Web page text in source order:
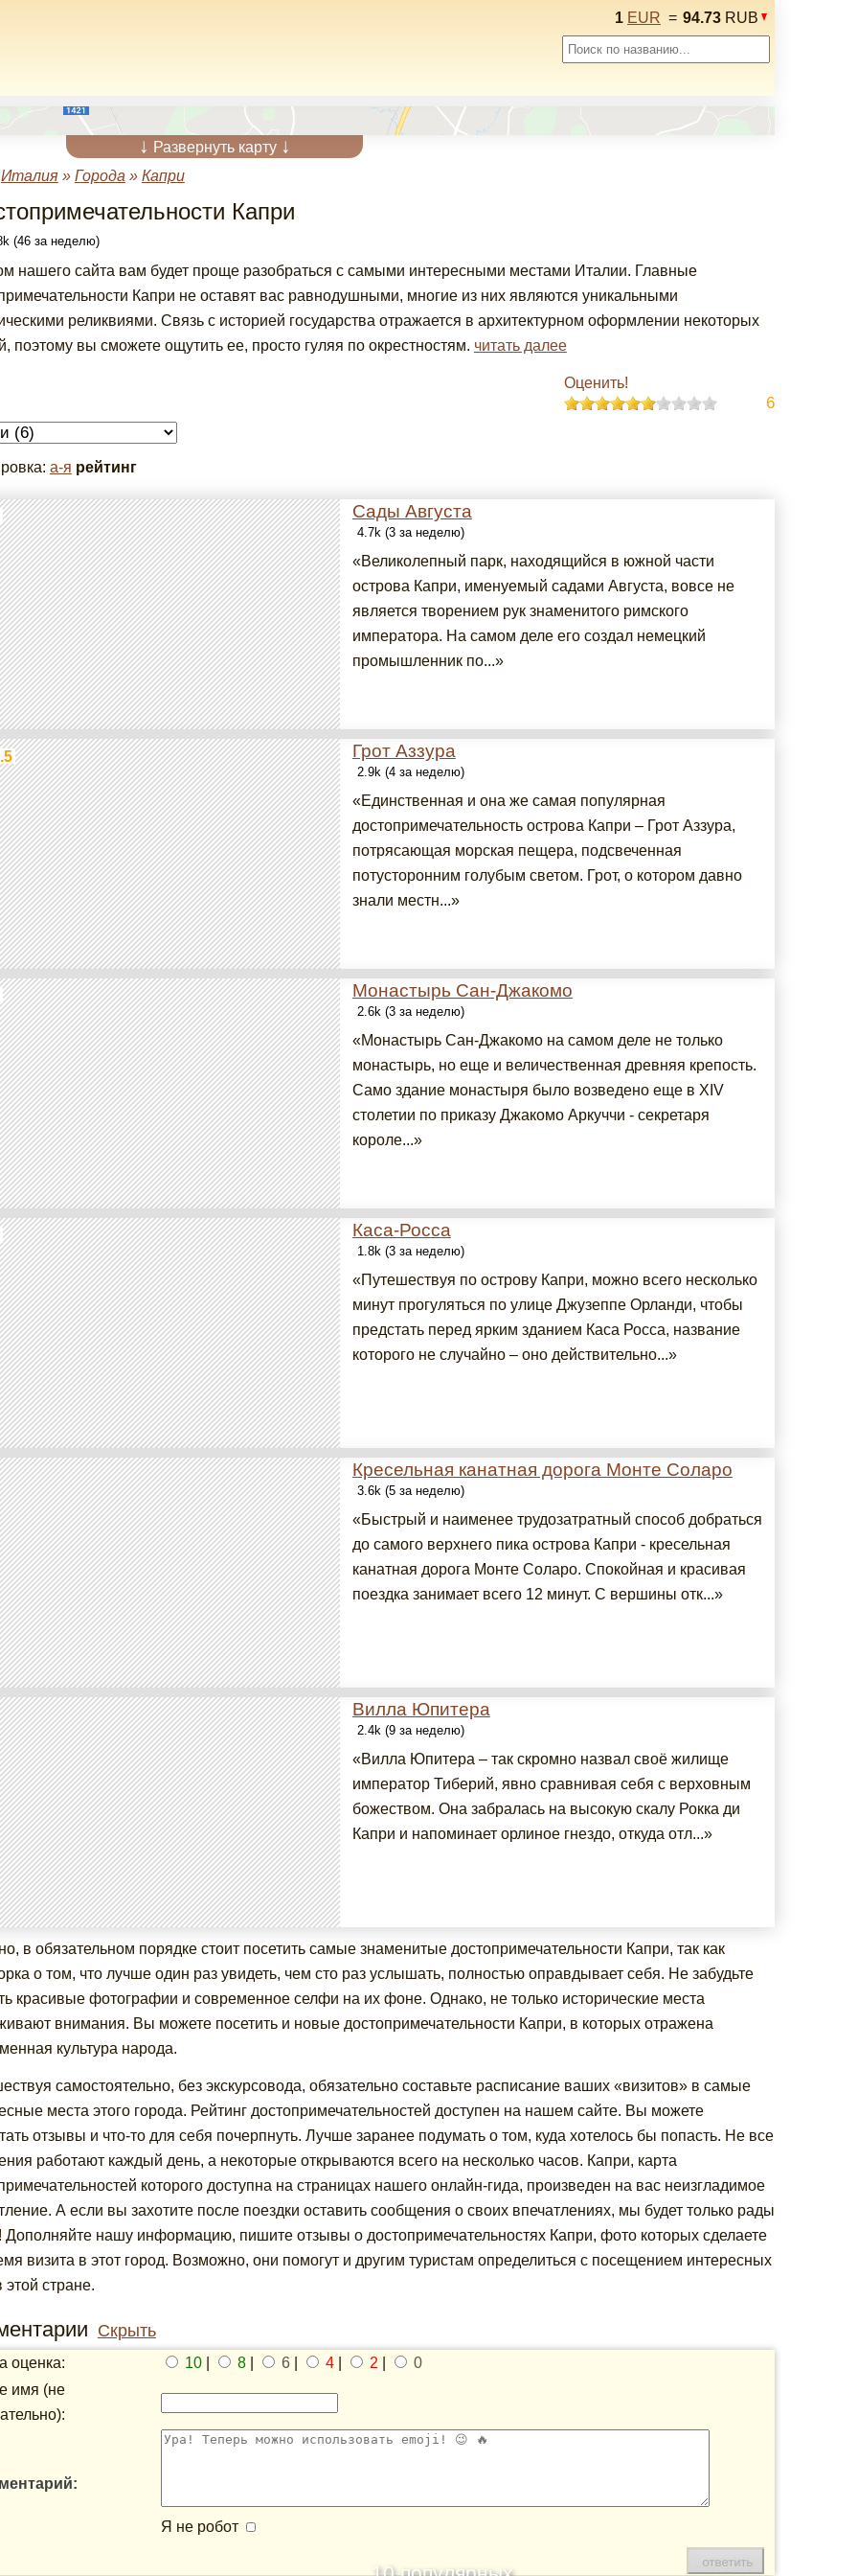
1 EUR = 94.73 RUB
↓ Развернуть карту ↓
Италия» Города » Капри
Капри
(46 за неделю)
нашего сайта вам будет проще разобраться с самыми интересными местами Италии. Главные
Капри не оставят вас равнодушными, многие из них являются уникальными
реликвиями. Связь с историей государства отражается в архитектурном оформлении некоторых
поэтому вы сможете ощутить ее, просто гуляя по окрестностям. читать далее
Оценить!
6
а-я рейтинг
Сады Августа
4.7k (3 за неделю)
«Великолепный парк, находящийся в южной части
острова Капри, именуемый садами Августа, вовсе не
является творением рук знаменитого римского
императора. На самом деле его создал немецкий
промышленник по...»
Грот Аззура
2.9k (4 за неделю)
«Единственная и она же самая популярная
достопримечательность острова Капри – Грот Аззура,
потрясающая морская пещера, подсвеченная
потусторонним голубым светом. Грот, о котором давно
знали местн...»
Монастырь Сан-Джакомо
2.6k (3 за неделю)
«Монастырь Сан-Джакомо на самом деле не только
монастырь, но еще и величественная древняя крепость.
Само здание монастыря было возведено еще в XIV
столетии по приказу Джакомо Аркуччи - секретаря
короле...»
Каса-Росса
1.8k (3 за неделю)
«Путешествуя по острову Капри, можно всего несколько
минут прогуляться по улице Джузеппе Орланди, чтобы
предстать перед ярким зданием Каса Росса, название
которого не случайно – оно действительно...»
Кресельная канатная дорога Монте Соларо
3.6k (5 за неделю)
«Быстрый и наименее трудозатратный способ добраться
до самого верхнего пика острова Капри - кресельная
канатная дорога Монте Соларо. Спокойная и красивая
поездка занимает всего 12 минут. С вершины отк...»
Вилла Юпитера
2.4k (9 за неделю)
«Вилла Юпитера – так скромно назвал своё жилище
император Тиберий, явно сравнивая себя с верховным
божеством. Она забралась на высокую скалу Рокка ди
Капри и напоминает орлиное гнездо, откуда отл...»
в обязательном порядке стоит посетить самые знаменитые достопримечательности Капри, так как
о том, что лучше один раз увидеть, чем сто раз услышать, полностью оправдывает себя. Не забудьте
красивые фотографии и современное селфи на их фоне. Однако, не только исторические места
внимания. Вы можете посетить и новые достопримечательности Капри, в которых отражена
культура народа.
самостоятельно, без экскурсовода, обязательно составьте расписание ваших «визитов» в самые
места этого города. Рейтинг достопримечательностей доступен на нашем сайте. Вы можете
отзывы и что-то для себя почерпнуть. Лучше заранее подумать о том, куда хотелось бы попасть. Не все
работают каждый день, а некоторые открываются всего на несколько часов. Капри, карта
которого доступна на страницах нашего онлайн-гида, произведен на вас неизгладимое
А если вы захотите после поездки оставить сообщения о своих впечатлениях, мы будет только рады
Дополняйте нашу информацию, пишите отзывы о достопримечательностях Капри, фото которых сделаете
визита в этот город. Возможно, они помогут и другим туристам определиться с посещением интересных
этой стране.
Скрыть
оценка: 10| 8| 6| 4| 2
0
имя (не
Я не робот